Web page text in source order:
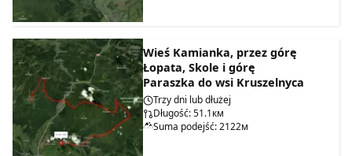
Wieś Kamianka, przez górę
Łopata, Skole i górę
Paraszka do wsi Kruszelnyca
Trzy dni lub dłużej
Długość: 51.1км
Suma podejść: 2122м